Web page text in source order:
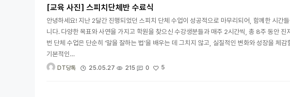
[교육 사진] 스피치단체반 수료식
안녕하세요! 지난 2달간 진행되었던 스피치 단체 수업이 성공적으로 마무리되어, 함께한 시간
니다. 다양한 목표와 사연을 가지고 학원을 찾으신 수강생분들과 매주 2시간씩, 총 8주 동안 진
번 단체 수업은 단순히 ‘말을 잘하는 법’을 배우는 데 그치지 않고, 실질적인 변화와 성장을 체
기본적인…
DT당톡 25.05.27 215 0 5